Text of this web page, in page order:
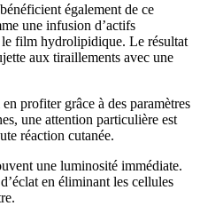
également de ce
une infusion d’actifs
le film hydrolipidique. Le résultat
aux tiraillements avec une
profiter grâce à des paramètres
une attention particulière est
réaction cutanée.
une luminosité immédiate.
en éliminant les cellules